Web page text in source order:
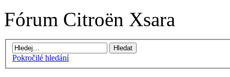
Fórum Citroën Xsara
Pokročilé hledání